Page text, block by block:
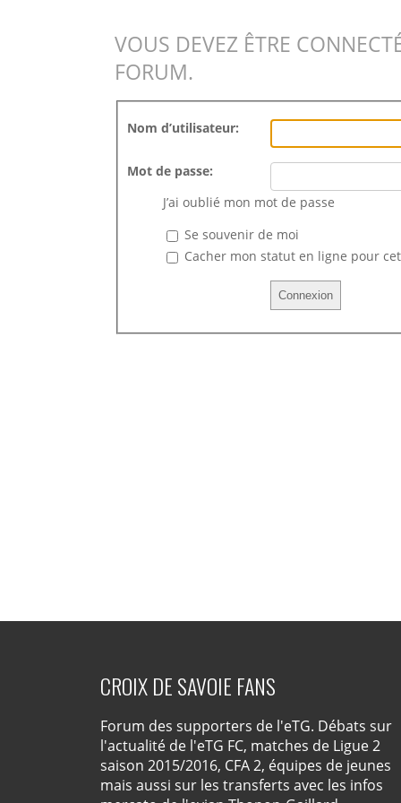
VOUS DEVEZ ÊTRE
FORUM.
Nom d’utilisateur:
Mot de passe:
J’ai oublié mon mot de passe
Se souvenir de moi
Cacher mon statut en ligne pour
CROIX DE SAVOIE FANS
Forum des supporters de l'eTG. Débats sur
l'actualité de l'eTG FC, matches de Ligue 2
saison 2015/2016, CFA 2, équipes de jeunes
mais aussi sur les transferts avec les infos